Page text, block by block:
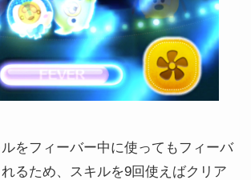
をフィーバー中に使ってもフィーバ
るため、スキルを9回使えばクリア